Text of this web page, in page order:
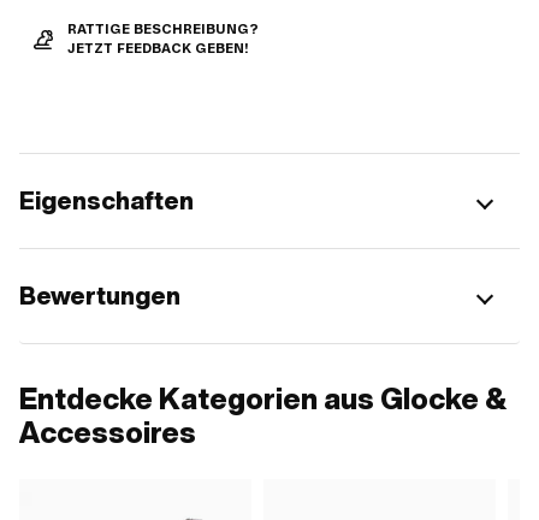
RATTIGE BESCHREIBUNG?
JETZT FEEDBACK GEBEN!
Eigenschaften
Bewertungen
Entdecke Kategorien aus Glocke &
Accessoires